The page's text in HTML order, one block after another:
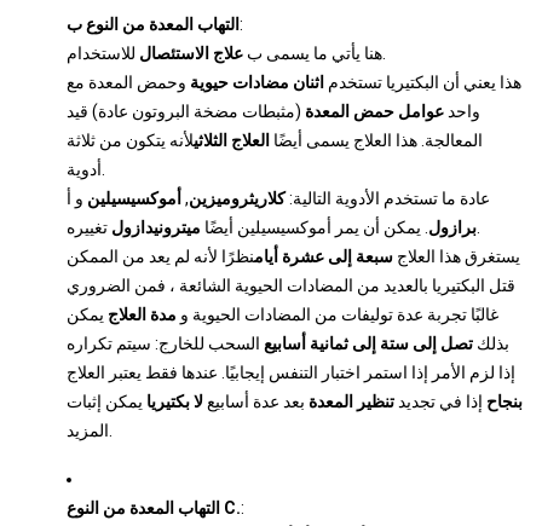
التهاب المعدة من النوع ب :
هنا يأتي ما يسمى ب علاج الاستئصال
هذا يعني أن البكتيريا تستخدم اثنان مضادات حيوية وحمض المعدة مع
واحد عوامل حمض المعدة (مثبطات مضخة البروتون عادة) قيد
المعالجة. هذا العلاج يسمى أيضًا العلاج الثلاثيلأنه يتكون من ثلاثة
عادة ما تستخدم الأدوية التالية:كلاريثروميزين, أموكسيسيلين و أ
برازول . يمكن أن يمر أموكسيسيلين أيضًا ميترونيدازول
يستغرق هذا العلاج سبعة إلى عشرة أيامنظرًا لأنه لم يعد من الممكن
قتل البكتيريا بالعديد من المضادات الحيوية الشائعة ، فمن الضروري
غالبًا تجربة عدة توليفات من المضادات الحيوية و مدة العلاج يمكن
بذلك تصل إلى ستة إلى ثمانية أسابيع السحب للخارج: سيتم تكراره
إذا لزم الأمر إذا استمر اختبار التنفس إيجابيًا. عندها فقط يعتبر العلاج
بنجاح إذا في تجديد تنظير المعدة بعد عدة أسابيع لا بكتيريا يمكن إثبات
التهاب المعدة من النوع C.: